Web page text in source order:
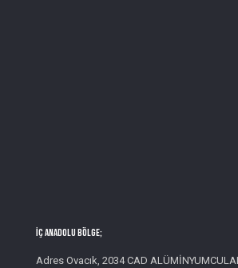
İç Anadolu Bölge;
Adres Ovacık, 2034 CAD